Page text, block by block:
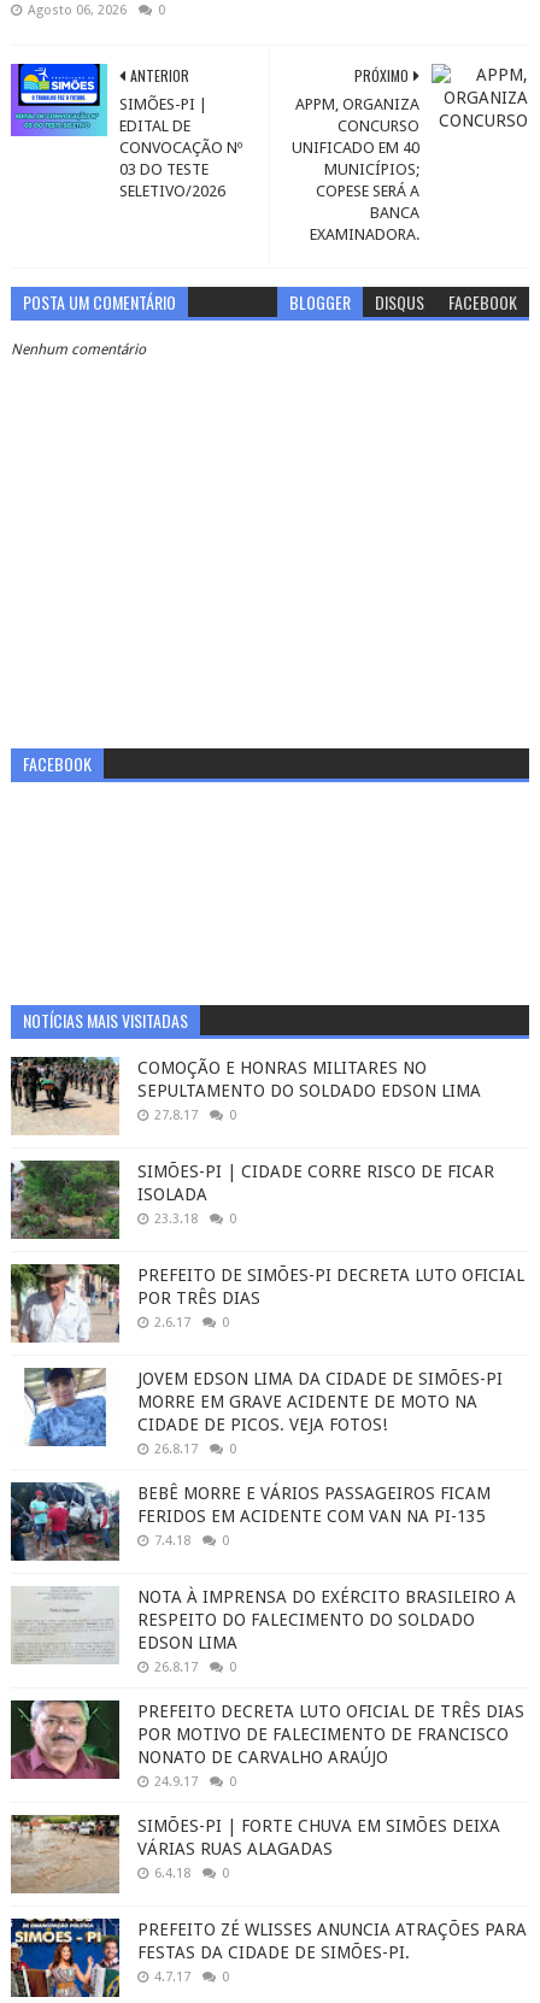
Agosto 06, 2026 0
PRÓXIMO
APPM, ORGANIZA
CONCURSO
UNIFICADO EM 40
MUNICÍPIOS;
COPESE SERÁ A
BANCA
EXAMINADORA.
ANTERIOR
SIMÕES-PI |
EDITAL DE
CONVOCAÇÃO Nº
03 DO TESTE
SELETIVO/2026
POSTA UM COMENTÁRIO BLOGGER DISQUS FACEBOOK
Nenhum comentário
FACEBOOK
NOTÍCIAS MAIS VISITADAS
COMOÇÃO E HONRAS MILITARES NO
SEPULTAMENTO DO SOLDADO EDSON LIMA
27.8.17 0
SIMÕES-PI | CIDADE CORRE RISCO DE FICAR
ISOLADA
23.3.18 0
PREFEITO DE SIMÕES-PI DECRETA LUTO OFICIAL
POR TRÊS DIAS
2.6.17 0
JOVEM EDSON LIMA DA CIDADE DE SIMÕES-PI
MORRE EM GRAVE ACIDENTE DE MOTO NA
CIDADE DE PICOS. VEJA FOTOS!
26.8.17 0
BEBÊ MORRE E VÁRIOS PASSAGEIROS FICAM
FERIDOS EM ACIDENTE COM VAN NA PI-135
7.4.18 0
NOTA À IMPRENSA DO EXÉRCITO BRASILEIRO A
RESPEITO DO FALECIMENTO DO SOLDADO
EDSON LIMA
26.8.17 0
PREFEITO DECRETA LUTO OFICIAL DE TRÊS DIAS
POR MOTIVO DE FALECIMENTO DE FRANCISCO
NONATO DE CARVALHO ARAÚJO
24.9.17 0
SIMÕES-PI | FORTE CHUVA EM SIMÕES DEIXA
VÁRIAS RUAS ALAGADAS
6.4.18 0
PREFEITO ZÉ WLISSES ANUNCIA ATRAÇÕES PARA
FESTAS DA CIDADE DE SIMÕES-PI.
4.7.17 0